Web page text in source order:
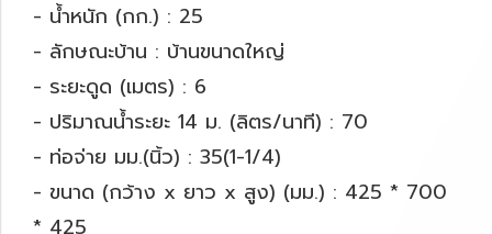
- น้ำหนัก (กก.) : 25
- ลักษณะบ้าน : บ้านขนาดใหญ่
- ระยะดูด (เมตร) : 6
- ปริมาณน้ำระยะ 14 ม. (ลิตร/นาที) : 70
- ท่อจ่าย มม.(นิ้ว) : 35(1-1/4)
- ขนาด (กว้าง x ยาว x สูง) (มม.) : 425 * 700
* 425